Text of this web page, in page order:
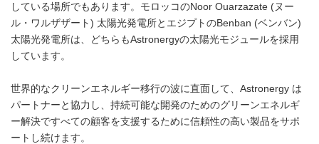
している場所でもあります。モロッコのNoor Ouarzazate (ヌー
ル・ワルザザート) 太陽光発電所とエジプトのBenban (ベンバン)
太陽光発電所は、どちらもAstronergyの太陽光モジュールを採用
しています。
世界的なクリーンエネルギー移行の波に直面して、Astronergy は
パートナーと協力し、持続可能な開発のためのグリーンエネルギ
ー解決ですべての顧客を支援するために信頼性の高い製品をサポ
ートし続けます。